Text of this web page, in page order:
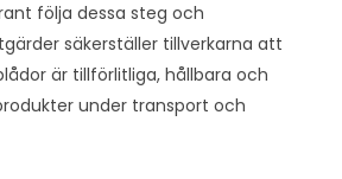
följa dessa steg och
säkerställer tillverkarna att
är tillförlitliga, hållbara och
under transport och